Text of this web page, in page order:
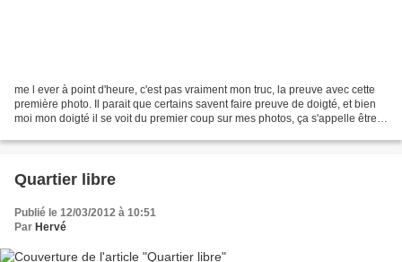
me l ever à point d'heure, c'est pas vraiment mon truc, la preuve avec cette
première photo. Il parait que certains savent faire preuve de doigté, et bien
moi mon doigté il se voit du premier coup sur mes photos, ça s'appelle être
Quartier libre
Publié le 12/03/2012 à 10:51
Par Hervé